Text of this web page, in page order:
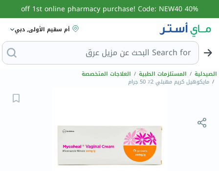
40% off 1st online pharmacy purchase! Code: NEW40
أم سقيم الأولى, دبي
Search for البح
الصيدلية / المستلزمات الطبية / العلاجات المتخصصة
/ مايكوهيل كريم مهبلي 2٪ 50 جرام